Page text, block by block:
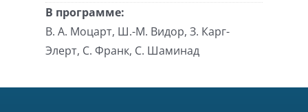
В программе:
В. А. Моцарт, Ш.-М. Видор, З. Карг-
Элерт, С. Франк, С. Шаминад